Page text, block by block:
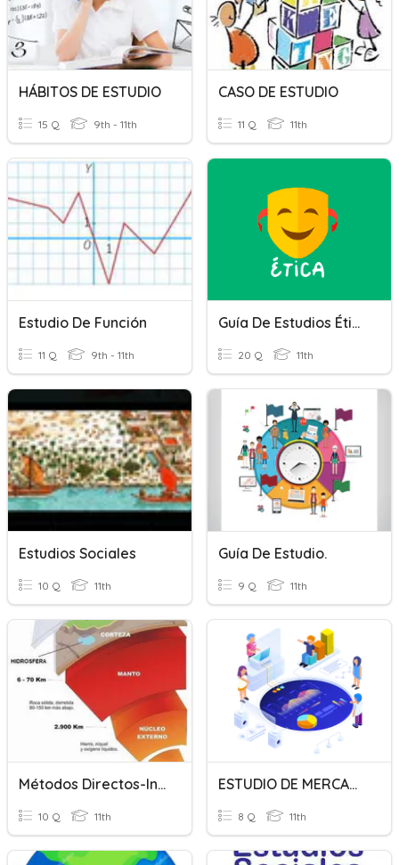
HÁBITOS DE ESTUDIO
15 Q 9th - 11th
CASO DE ESTUDIO
11 Q 11th
Estudio De Función
11 Q 9th - 11th
Guía De Estudios Ética 1
20 Q 11th
Estudios Sociales
10 Q 11th
Guía De Estudio.
9 Q 11th
Métodos Directos-Indirectos (estudio Interior Tierra)
10 Q 11th
ESTUDIO DE MERCADO
8 Q 11th